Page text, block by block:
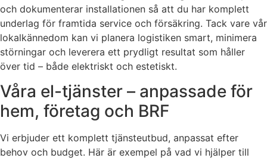
och dokumenterar installationen så att du har komplett
underlag för framtida service och försäkring. Tack vare vår
lokalkännedom kan vi planera logistiken smart, minimera
störningar och leverera ett prydligt resultat som håller
över tid – både elektriskt och estetiskt.
Våra el-tjänster – anpassade för
hem, företag och BRF
Vi erbjuder ett komplett tjänsteutbud, anpassat efter
behov och budget. Här är exempel på vad vi hjälper till